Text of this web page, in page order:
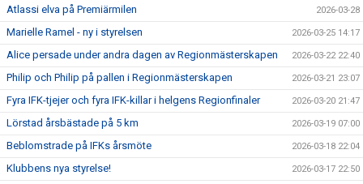
Atlassi elva på Premiärmilen 2026-03-28
Marielle Ramel - ny i styrelsen 2026-03-25 14:17
Alice persade under andra dagen av Regionmästerskapen 2026-03-22 22:40
Philip och Philip på pallen i Regionmästerskapen 2026-03-21 23:07
Fyra IFK-tjejer och fyra IFK-killar i helgens Regionfinaler 2026-03-20 21:47
Lörstad årsbästade på 5 km 2026-03-19 07:00
Beblomstrade på IFKs årsmöte 2026-03-18 22:04
Klubbens nya styrelse! 2026-03-17 22:50